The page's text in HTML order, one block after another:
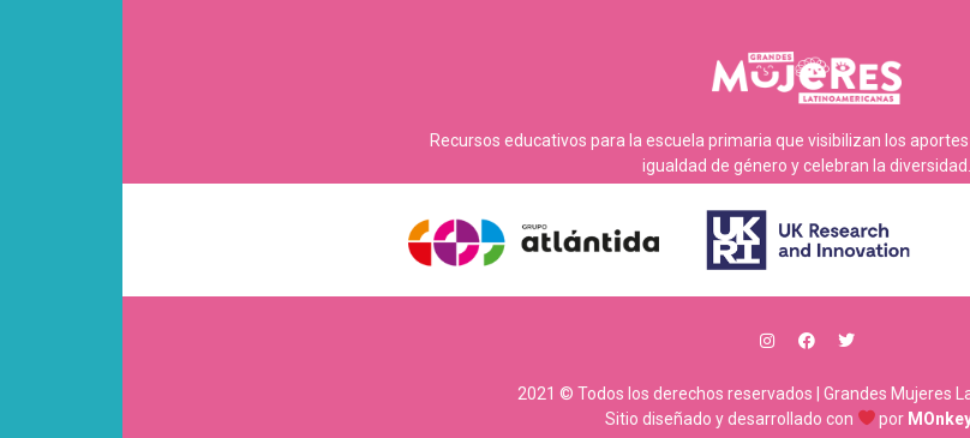
Recursos educativos para la escuela primaria que visibilizan los
igualdad de género y celebran la diversidad.
2021 © Todos los derechos reservados | Grandes Mujeres
Sitio diseñado y desarrollado con
por